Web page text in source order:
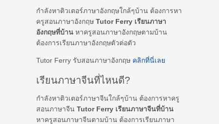
กำลังหาติวเตอร์ภาษาอังกฤษใกล้ๆบ้าน ต้องการหา
ครูสอนภาษาอังกฤษ Tutor Ferry เรียนภาษา
อังกฤษที่บ้าน หาครูสอนภาษาอังกฤษตามบ้าน
ต้องการเรียนภาษาอังกฤษตัวต่อตัว
Tutor Ferry รับสอนภาษาอังกฤษ คลิกที่นี่เลย
เรียนภาษาจีนที่ไหนดี?
กำลังหาติวเตอร์ภาษาจีนใกล้ๆบ้าน ต้องการหาครู
สอนภาษาจีน Tutor Ferry เรียนภาษาจีนที่บ้าน
หาครูสอนภาษาจีนตามบ้าน ต้องการเรียนภาษา